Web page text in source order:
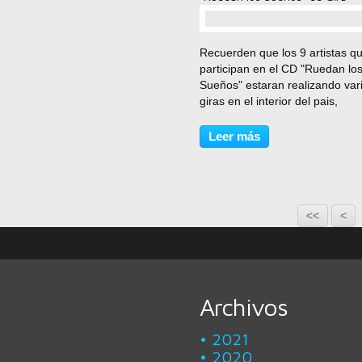
Recuerden que los 9 artistas
participan en el CD "Ruedan los
Sueños" estaran realizando
giras en el interior del pais,
estaran en la bella ciudad de
Comayague dando un super
Leer más
<< <
Archivos
2021
2020